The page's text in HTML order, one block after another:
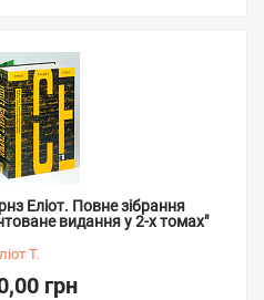
Еліот. Повне зібрання
видання у 2-х томах"
Т.
грн